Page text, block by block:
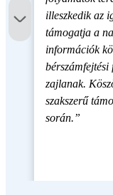
illeszkedik az
támogatja a
információk
bérszámfejtési
zajlanak.
szakszerű
során.”